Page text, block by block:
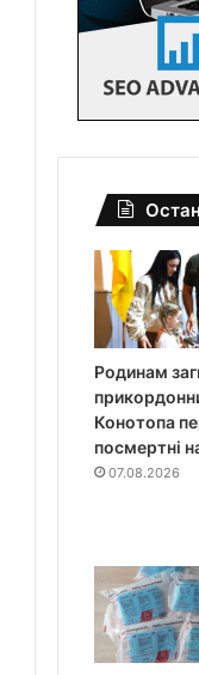
Родинам
Конотопа
посмертні
07.08.2026